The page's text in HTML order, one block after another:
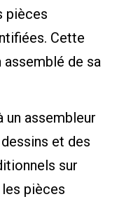
pièces
Cette
assemblé de sa
un assembleur
et des
sur
pièces